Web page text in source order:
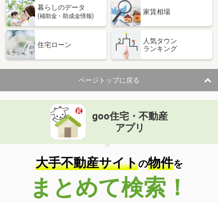
暮らしのデータ
(補助金・助成金情報)
家賃相場
住宅ローン
人気タウン
ランキング
ページトップに戻る
goo住宅・不動産
アプリ
大手不動産サイトの物件を
まとめて検索！